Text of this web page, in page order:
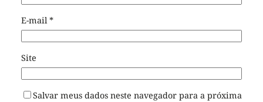
E-mail*
Site
Salvar meus dados neste navegador para a próxima